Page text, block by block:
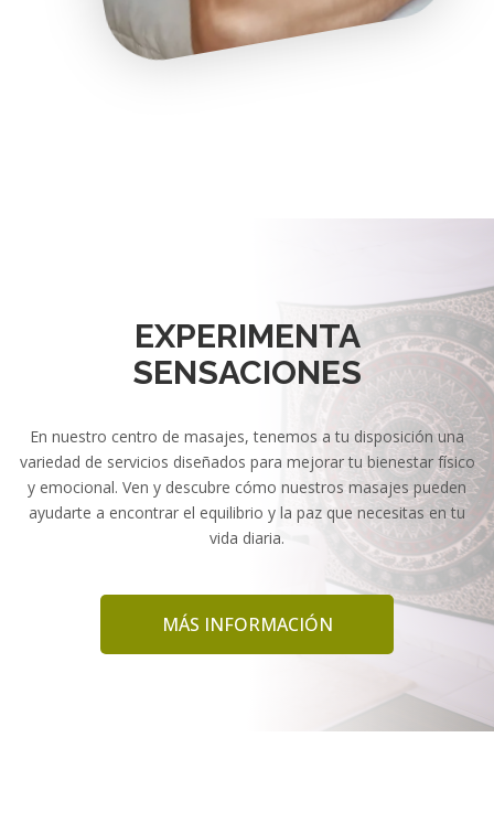
EXPERIMENTA
SENSACIONES
En nuestro centro de masajes, tenemos a tu disposición una
variedad de servicios diseñados para mejorar tu bienestar físico
y emocional. Ven y descubre cómo nuestros masajes pueden
ayudarte a encontrar el equilibrio y la paz que necesitas en tu
vida diaria.
MÁS INFORMACIÓN